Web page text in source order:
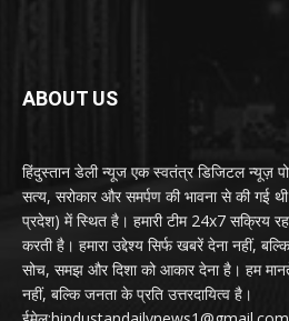
ABOUT US
हिंदुस्तान डेली न्यूज एक स्वतंत्र डिजिटल न्यूज़
सत्य, सरोकार और समर्पण की भावना से की गई
प्रदेश) में स्थित है। हमारी टीम 24x7 सक्रिय
करती है। हमारा उद्देश्य सिर्फ खबरें देना नहीं,
सोच, समझ और दिशा को आकार देना है। हम
नहीं, बल्कि जनता के प्रति उत्तरदायित्व है।